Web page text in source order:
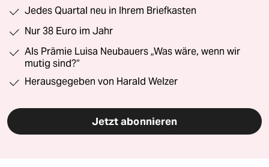
Jedes Quartal neu in Ihrem Briefkasten
Nur 38 Euro im Jahr
Als Prämie Luisa Neubauers „Was wäre, wenn wir
mutig sind?“
Herausgegeben von Harald Welzer
Jetzt abonnieren